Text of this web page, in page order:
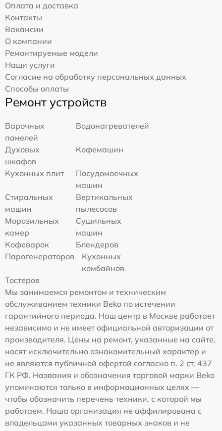
Оплата и доставка
Контакты
Вакансии
О компании
Ремонтируемые модели
Наши услуги
Согласие на обработку персональных данных
Способы оплаты
Ремонт устройств
Варочных
панелей
Водонагревателей
Духовых
шкафов
Кофемашин
Кухонных плит
Посудомоечных
машин
Стиральных
машин
Вертикальных
пылесосов
Морозильных
камер
Сушильных
машин
Кофеварок
Блендеров
Парогенераторов
Кухонных
комбайнов
Тостеров
Мы занимаемся ремонтом и техническим
обслуживанием техники Beko по истечении
гарантийного периода. Наш центр в Москве работает
независимо и не имеет официальной авторизации от
производителя. Цены на ремонт, указанные на сайте,
носят исключительно ознакомительный характер и
не являются публичной офертой согласно п. 2 ст. 437
ГК РФ. Названия и обозначения торговой марки Beko
упоминаются только в информационных целях —
чтобы обозначить перечень техники, с которой мы
работаем. Наша организация не аффилирована с
владельцами указанных товарных знаков и не